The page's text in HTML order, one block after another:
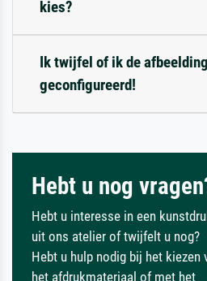
kies?
Ik twijfel of ik de
geconfigureerd!
Hebt u nog
Hebt u interesse in een
uit ons atelier of twijfelt u nog?
Hebt u hulp nodig bij het kiezen
het afdrukmateriaal of met het